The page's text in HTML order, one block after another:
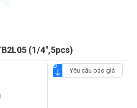
(1/4",5pcs)
Yêu cầu báo giá